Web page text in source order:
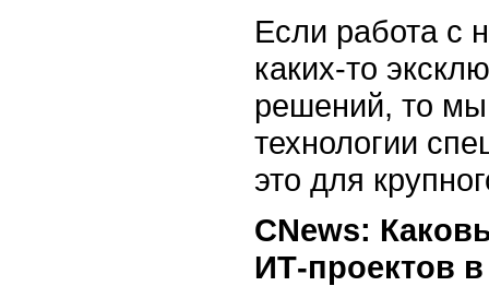
Если работа с
каких-то
решений, то
технологии
это для
CNews:
ИТ-проектов